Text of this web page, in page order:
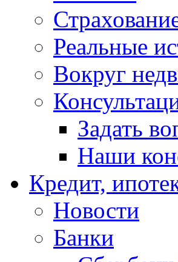
Реальные
Вокруг
Задать
Наши
Кредит,
Новости
Банки